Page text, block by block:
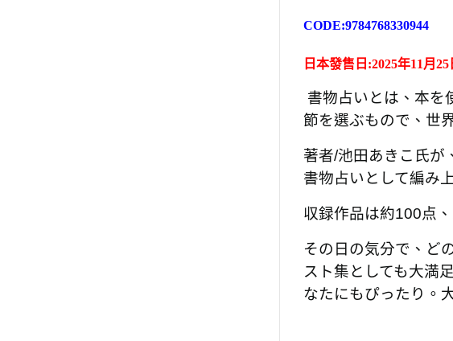
CODE:9784768330944
日本發售日:2025年11月25
書物占いとは、本を
節を選ぶもので、世
著者/池田あきこ氏が
書物占いとして編み
収録作品は約100点
その日の気分で、ど
スト集としても大満
なたにもぴったり。